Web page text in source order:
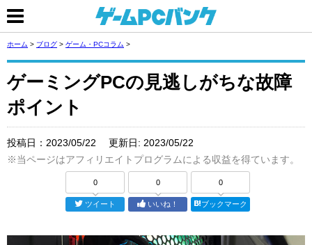
ホーム > ブログ > ゲーム・PCコラム >
ゲーミングPCの見逃しがちな故障
ポイント
投稿日： 2023/05/22 更新日: 2023/05/22
※当ページはアフィリエイトプログラムによる収益を得ています。
0
ツイート
0
いいね！
0
ブックマーク